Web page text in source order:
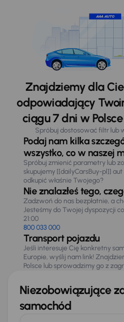
Znajdziemy dla
odpowiadający
ciągu 7 dni w Polsce
Spróbuj dostosować filtr lub
Podaj nam kilka
wszystko, co w naszej
Spróbuj zmienić parametry lub
skupujemy [[dailyCarsBuy-pl]]
odkupić właśnie Twojego?
Nie znalazłeś tego,
Zadzwoń do nas bezpłatnie, a
Jesteśmy do Twojej dyspozycji
21:00
800 033 000
Transport pojazdu
Jeśli interesuje Cię konkretny
Europie, wyślij nam link!
Polsce lub sprowadzimy go z
Niezobowiązujące
samochód